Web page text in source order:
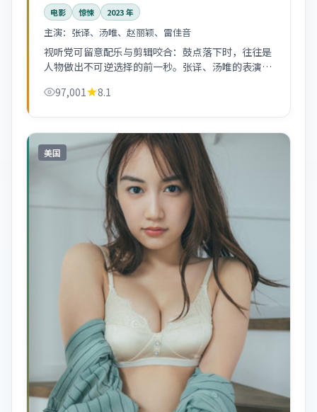
电影 惊悚 2023年
主演： 张译、汤唯、赵丽颖、雷佳音
视听党可留意配乐与剪辑咬合：鼓点落下时，往往是
人物做出不可逆选择的前一秒。张译、汤唯的表演节
97,001 8.1
美国